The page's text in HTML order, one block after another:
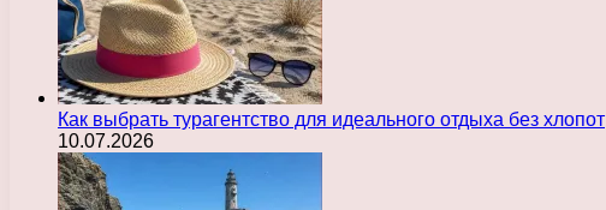
Как выбрать турагентство для идеального отдыха без хлопот
10.07.2026